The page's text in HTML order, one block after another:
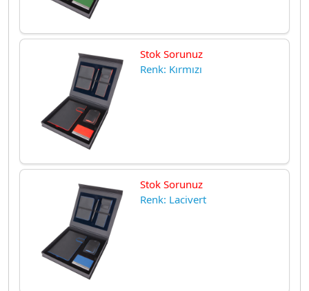
Stok Sorunuz
Renk: Kırmızı
Stok Sorunuz
Renk: Lacivert